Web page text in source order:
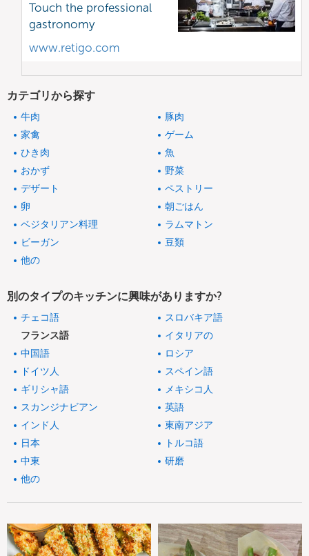
Touch the professional
gastronomy
www.retigo.com
カテゴリから探す
牛肉
豚肉
家禽
ゲーム
ひき肉
魚
おかず
野菜
デザート
ペストリー
卵
朝ごはん
ベジタリアン料理
ラムマトン
ビーガン
豆類
他の
別のタイプのキッチンに興味がありますか?
チェコ語
スロバキア語
フランス語
イタリアの
中国語
ロシア
ドイツ人
スペイン語
ギリシャ語
メキシコ人
スカンジナビアン
英語
インド人
東南アジア
日本
トルコ語
中東
研磨
他の